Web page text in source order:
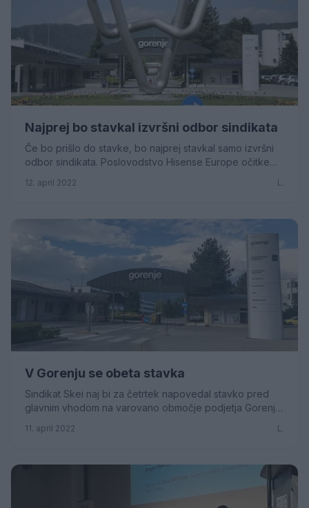
Najprej bo stavkal izvršni odbor sindikata
Če bo prišlo do stavke, bo najprej stavkal samo izvršni
odbor sindikata. Poslovodstvo Hisense Europe očitke
12. april 2022 L.
V Gorenju se obeta stavka
Sindikat Skei naj bi za četrtek napovedal stavko pred
glavnim vhodom na varovano območje podjetja Gorenje.
11. april 2022 L.